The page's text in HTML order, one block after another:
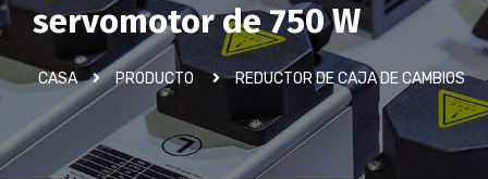
servomotor de 750 W
CASA PRODUCTO REDUCTOR DE CAJA DE CAMBIOS